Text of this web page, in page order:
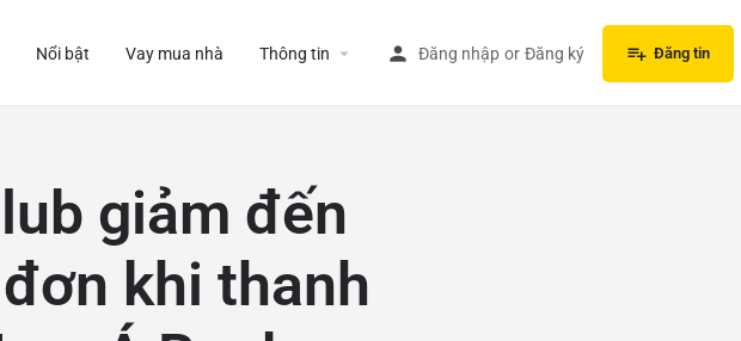
Nổi bật Vay mua nhà Thông tin Đăng nhập or Đăng ký Đăng tin
giảm đến
khi thanh